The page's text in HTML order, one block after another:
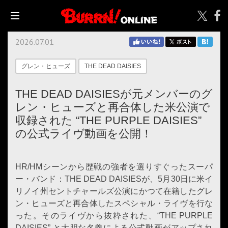
2026.07.01
グレン・ヒューズ THE DEAD DAISIES
THE DEAD DAISIESが元メンバーのグ
レン・ヒューズと再合体した米公演で
収録された “THE PURPLE DAISIES”
の公式ライヴ動画を公開！
HR/HMシーンから歴戦の強者を選りすぐったスーパ
ー・バンド：THE DEAD DAISIESが、5月30日に米イ
リノイ州セントチャールズ公演にかつて在籍したグレ
ン・ヒューズと再合体したスペシャル・ライヴを行な
った。そのライヴから抜粋された、“THE PURPLE